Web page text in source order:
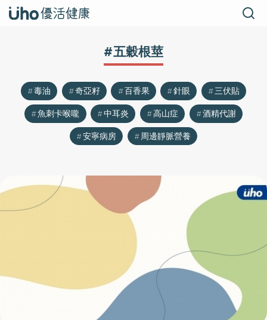
#五穀根莖
毒油 奇亞籽 百香果 針眼
三伏貼
魚刺卡喉嚨
中耳炎 高山症
酒精代謝
安寧病房
周邊靜脈營養